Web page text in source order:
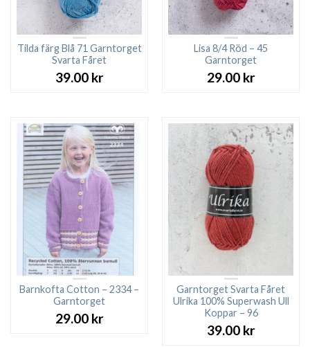
Tilda färg Blå 71 Garntorget
Svarta Fåret
39.00 kr
Lisa 8/4 Röd – 45
Garntorget
29.00 kr
Barnkofta Cotton – 2334 –
Garntorget
29.00 kr
Garntorget Svarta Fåret
Ulrika 100% Superwash Ull
Koppar – 96
39.00 kr